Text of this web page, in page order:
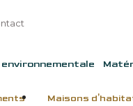
Maisons